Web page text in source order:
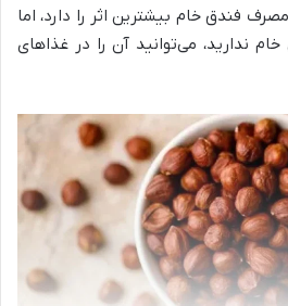
فندق خام بیشترین اثر را دارد، اما
ندارید، می‌توانید آن را در غذاهای